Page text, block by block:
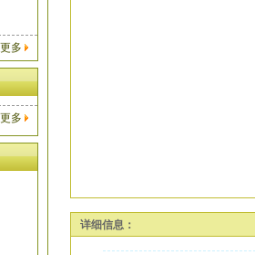
更多
更多
详细信息：